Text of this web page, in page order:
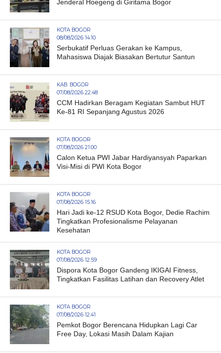
Jenderal Hoegeng di Giritama Bogor
KOTA BOGOR
08/08/2026 14:10
Serbukatif Perluas Gerakan ke Kampus,
Mahasiswa Diajak Biasakan Bertutur Santun
KAB. BOGOR
07/08/2026 22:48
CCM Hadirkan Beragam Kegiatan Sambut HUT
Ke-81 RI Sepanjang Agustus 2026
KOTA BOGOR
07/08/2026 21:00
Calon Ketua PWI Jabar Hardiyansyah Paparkan
Visi-Misi di PWI Kota Bogor
KOTA BOGOR
07/08/2026 15:16
Hari Jadi ke-12 RSUD Kota Bogor, Dedie Rachim
Tingkatkan Profesionalisme Pelayanan
Kesehatan
KOTA BOGOR
07/08/2026 12:59
Dispora Kota Bogor Gandeng IKIGAI Fitness,
Tingkatkan Fasilitas Latihan dan Recovery Atlet
KOTA BOGOR
07/08/2026 12:41
Pemkot Bogor Berencana Hidupkan Lagi Car
Free Day, Lokasi Masih Dalam Kajian